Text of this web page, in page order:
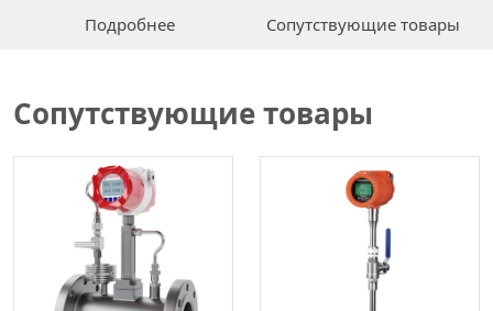
Подробнее Сопутствующие товары
Сопутствующие товары